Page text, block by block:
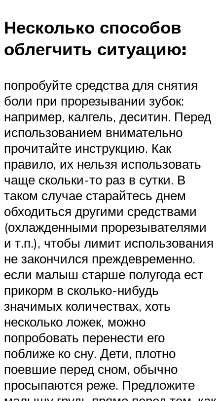
Несколько способов
облегчить ситуацию:
попробуйте средства для снятия
боли при прорезывании зубок:
например, калгель, деситин. Перед
использованием внимательно
прочитайте инструкцию. Как
правило, их нельзя использовать
чаще скольки-то раз в сутки. В
таком случае старайтесь днем
обходиться другими средствами
(охлажденными прорезывателями
и т.п.), чтобы лимит использования
не закончился преждевременно.
если малыш старше полугода ест
прикорм в сколько-нибудь
значимых количествах, хоть
несколько ложек, можно
попробовать перенести его
поближе ко сну. Дети, плотно
поевшие перед сном, обычно
просыпаются реже. Предложите